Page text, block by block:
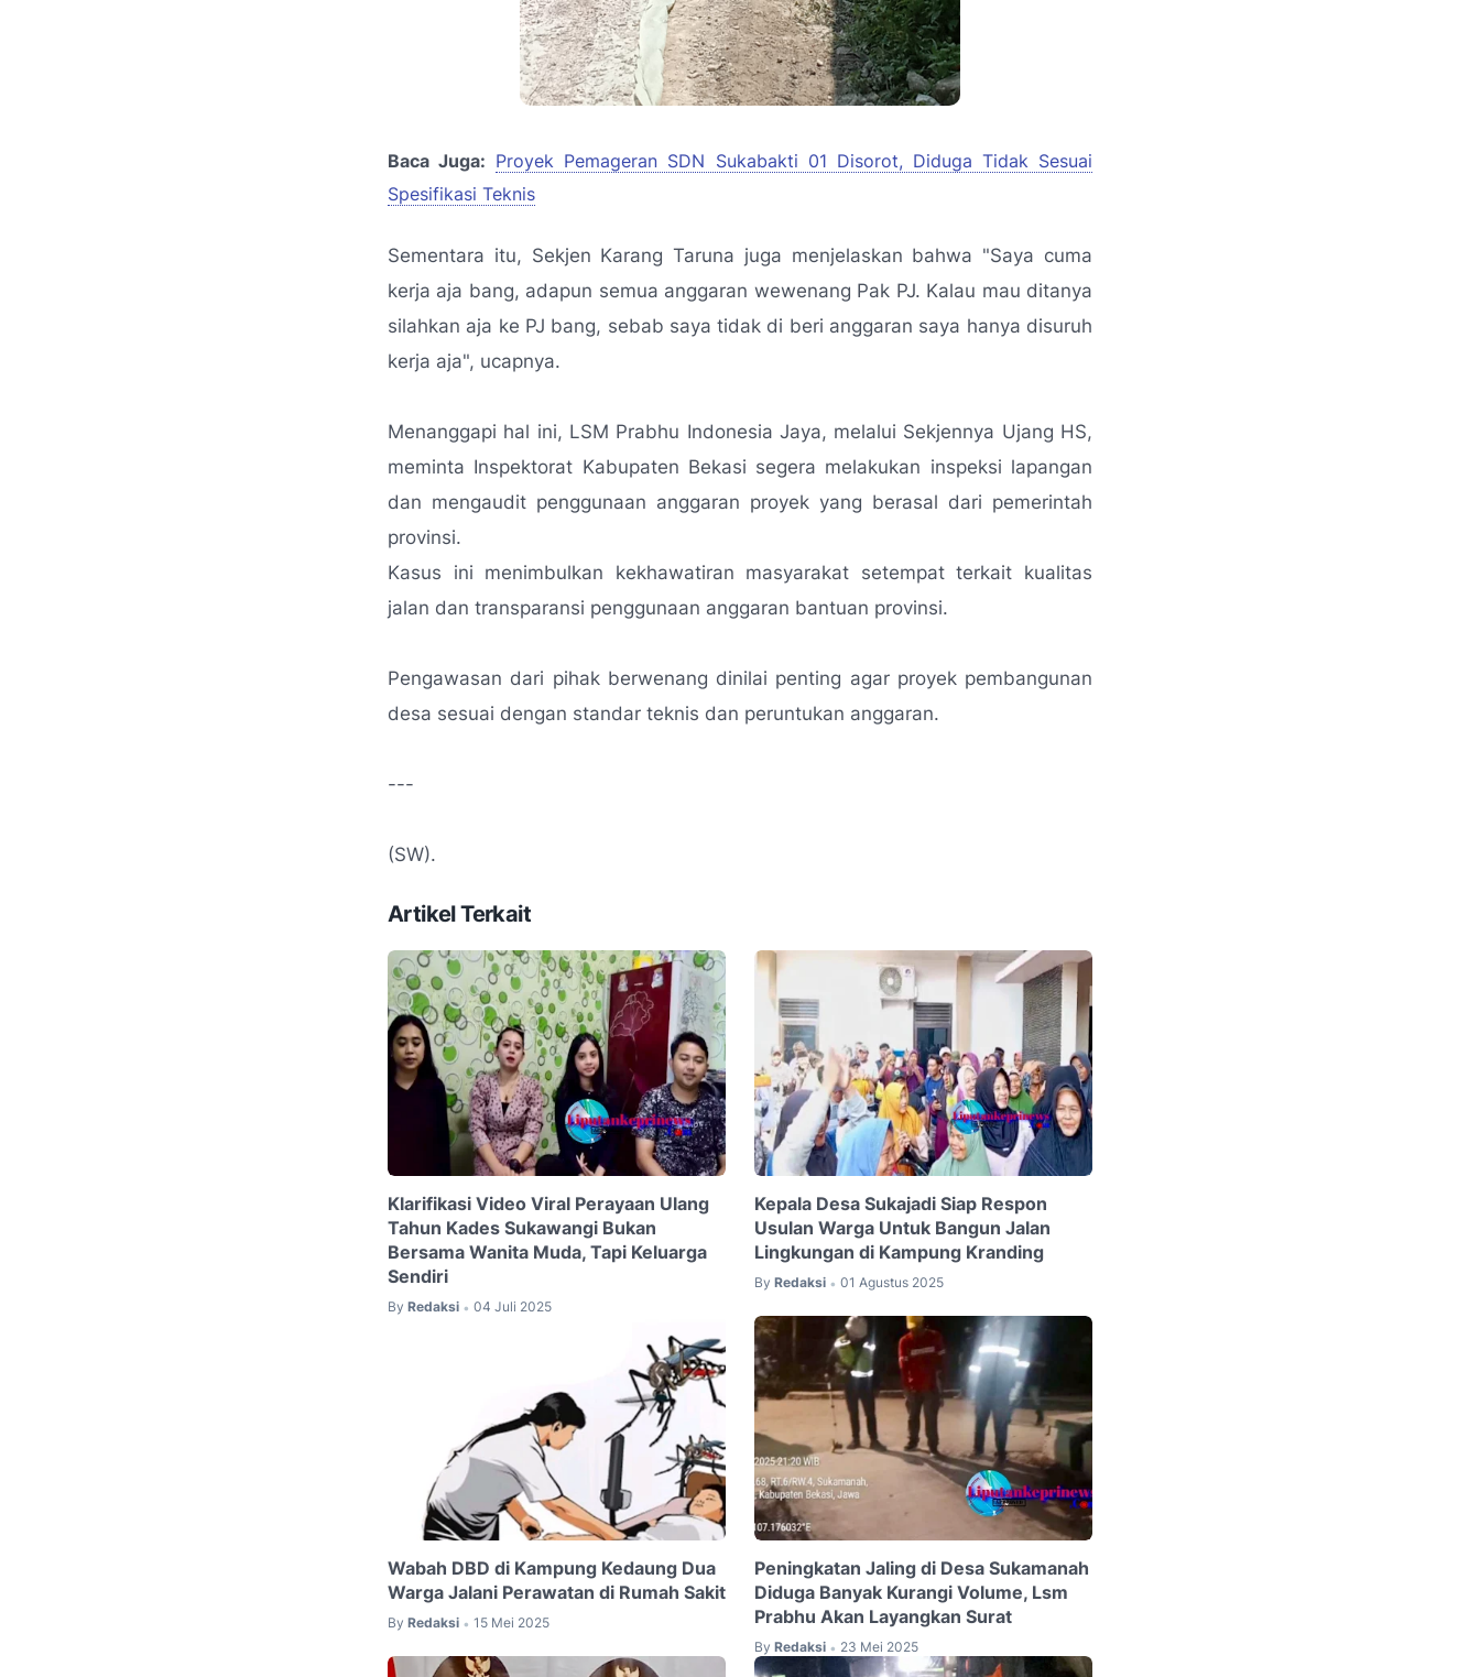
Baca Juga: Proyek Pemageran SDN Sukabakti 01 Disorot, Diduga Tidak Sesuai
Spesifikasi Teknis
Sementara itu, Sekjen Karang Taruna juga menjelaskan bahwa "Saya cuma
kerja aja bang, adapun semua anggaran wewenang Pak PJ. Kalau mau ditanya
silahkan aja ke PJ bang, sebab saya tidak di beri anggaran saya hanya disuruh
kerja aja", ucapnya.
Menanggapi hal ini, LSM Prabhu Indonesia Jaya, melalui Sekjennya Ujang HS,
meminta Inspektorat Kabupaten Bekasi segera melakukan inspeksi lapangan
dan mengaudit penggunaan anggaran proyek yang berasal dari pemerintah
provinsi.
Kasus ini menimbulkan kekhawatiran masyarakat setempat terkait kualitas
jalan dan transparansi penggunaan anggaran bantuan provinsi.
Pengawasan dari pihak berwenang dinilai penting agar proyek pembangunan
desa sesuai dengan standar teknis dan peruntukan anggaran.
---
(SW).
Artikel Terkait
Klarifikasi Video Viral Perayaan Ulang
Tahun Kades Sukawangi Bukan
Bersama Wanita Muda, Tapi Keluarga
Sendiri
By Redaksi • 04 Juli 2025
Kepala Desa Sukajadi Siap Respon
Usulan Warga Untuk Bangun Jalan
Lingkungan di Kampung Kranding
By Redaksi • 01 Agustus 2025
Wabah DBD di Kampung Kedaung Dua
Warga Jalani Perawatan di Rumah Sakit
By Redaksi • 15 Mei 2025
Peningkatan Jaling di Desa Sukamanah
Diduga Banyak Kurangi Volume, Lsm
Prabhu Akan Layangkan Surat
By Redaksi • 23 Mei 2025